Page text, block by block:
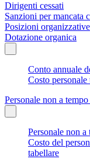
Dirigenti cessati
Sanzioni per mancata
Posizioni organizzative
Dotazione organica
Conto annuale
Costo
Personale non a
Personale non
Costo del
tabellare